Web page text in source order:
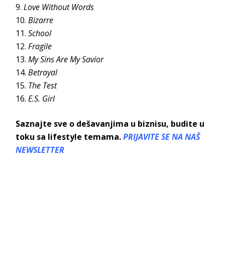
Love Without Words
Bizarre
School
Fragile
My Sins Are My Savior
Betrayal
The Test
E.S. Girl
Saznajte sve o dešavanjima u biznisu, budite u
toku sa lifestyle temama.PRIJAVITE SE NA NAŠ
NEWSLETTER